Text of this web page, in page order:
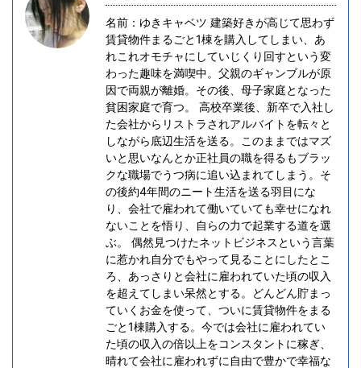
名前：ゆきキャベツ 建築好きが高じて思わず
賃貸物件まるごと1棟を購入してしまい、あ
れこれオモチャにしていじくり回すという変
わった趣味を満喫中。父親のギャンブルが原
因で両親が離婚。その後、母子家庭となった
貧困家庭で育つ。 高校卒業後、新卒で入社し
た会社からリストラされアルバイトを転々と
しながら底辺生活を送る。このままではマズ
いと思いなんとか正社員の職を得るもブラッ
クな職場でうつ病に追い込まれてしまう。そ
の後約4年間のニート生活を送る羽目にな
り、会社で雇われて働いていても幸せになれ
ないことを悟り、自らの力で起業する道を選
ぶ。 偶然見つけたネットビジネスという言葉
に惹かれ自分でもやって見ることにしたとこ
ろ、あっさりと会社に雇われていた頃の収入
を超えてしまい呆然とする。どんどん貯まっ
ていくお金を使って、ついに賃貸物件をまる
ごと1棟購入する。今では会社に雇われてい
た頃の収入の倍以上をコンスタントに稼ぎ、
晴れて会社に雇われずに自由で豊かで幸福な